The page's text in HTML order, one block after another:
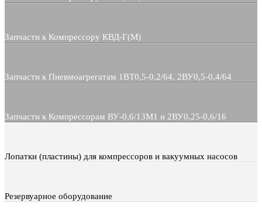
Запчасти к Компрессору КВД-Г(М)
Запчасти к Пневмоагрегатам 1ВТ0,5-0,2/64, 2ВУ0,5-0,4/64
Запчасти к Компрессорам ВУ-0,6/13М1 и 2ВУ0,25-0,6/16
Лопатки (пластины) для компрессоров и вакуумных насосов
Резервуарное оборудование